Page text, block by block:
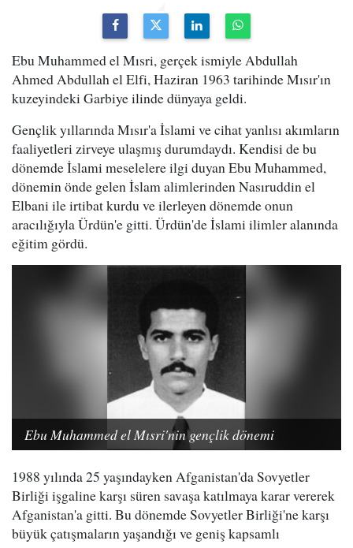
Ebu Muhammed el Mısri, gerçek ismiyle Abdullah
Ahmed Abdullah el Elfi, Haziran 1963 tarihinde Mısır'ın
kuzeyindeki Garbiye ilinde dünyaya geldi.
Gençlik yıllarında Mısır'a İslami ve cihat yanlısı akımların
faaliyetleri zirveye ulaşmış durumdaydı. Kendisi de bu
dönemde İslami meselelere ilgi duyan Ebu Muhammed,
dönemin önde gelen İslam alimlerinden Nasıruddin el
Elbani ile irtibat kurdu ve ilerleyen dönemde onun
aracılığıyla Ürdün'e gitti. Ürdün'de İslami ilimler alanında
eğitim gördü.
Ebu Muhammed el Mısri'nin gençlik dönemi
1988 yılında 25 yaşındayken Afganistan'da Sovyetler
Birliği işgaline karşı süren savaşa katılmaya karar vererek
Afganistan'a gitti. Bu dönemde Sovyetler Birliği'ne karşı
büyük çatışmaların yaşandığı ve geniş kapsamlı